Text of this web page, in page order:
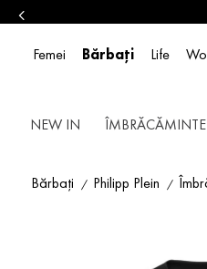
Femei Bărbați Life
NEW IN ÎMBRĂCĂMINTE
Bărbați Philipp Plein